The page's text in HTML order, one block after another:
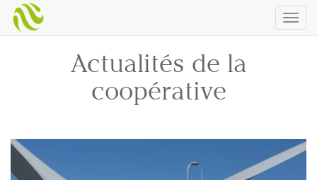
Actualités de la
coopérative